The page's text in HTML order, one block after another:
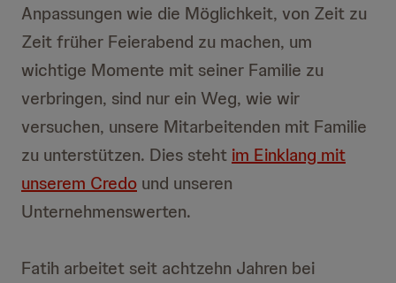
Anpassungen wie die Möglichkeit, von Zeit zu
Zeit früher Feierabend zu machen, um
wichtige Momente mit seiner Familie zu
verbringen, sind nur ein Weg, wie wir
versuchen, unsere Mitarbeitenden mit Familie
zu unterstützen. Dies steht im Einklang mit
unserem Credo und unseren
Unternehmenswerten.
Fatih arbeitet seit achtzehn Jahren bei